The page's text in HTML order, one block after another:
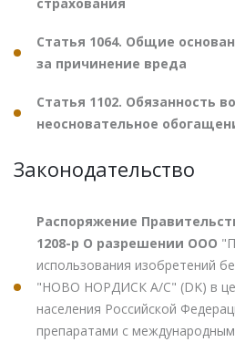
Статья 1064. Общие
за причинение вреда
Статья 1102. Обязанность
неосновательное
Законодательство
Распоряжение
1208-р О разрешении ООО
использования изобретений
"НОВО НОРДИСК А/С" (DK) в
населения Российской
препаратами с